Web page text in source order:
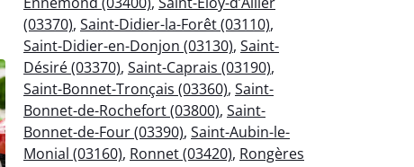
(03370), Saint-Didier-la-Forêt (03110),
Saint-Didier-en-Donjon (03130), Saint-
Désiré (03370), Saint-Caprais (03190),
Saint-Bonnet-Tronçais (03360), Saint-
Bonnet-de-Rochefort (03800), Saint-
Bonnet-de-Four (03390), Saint-Aubin-le-
Monial (03160), Ronnet (03420), Rongères